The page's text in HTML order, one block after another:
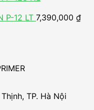
P-12 LT 7,390,000 ₫
TP. Hà Nội